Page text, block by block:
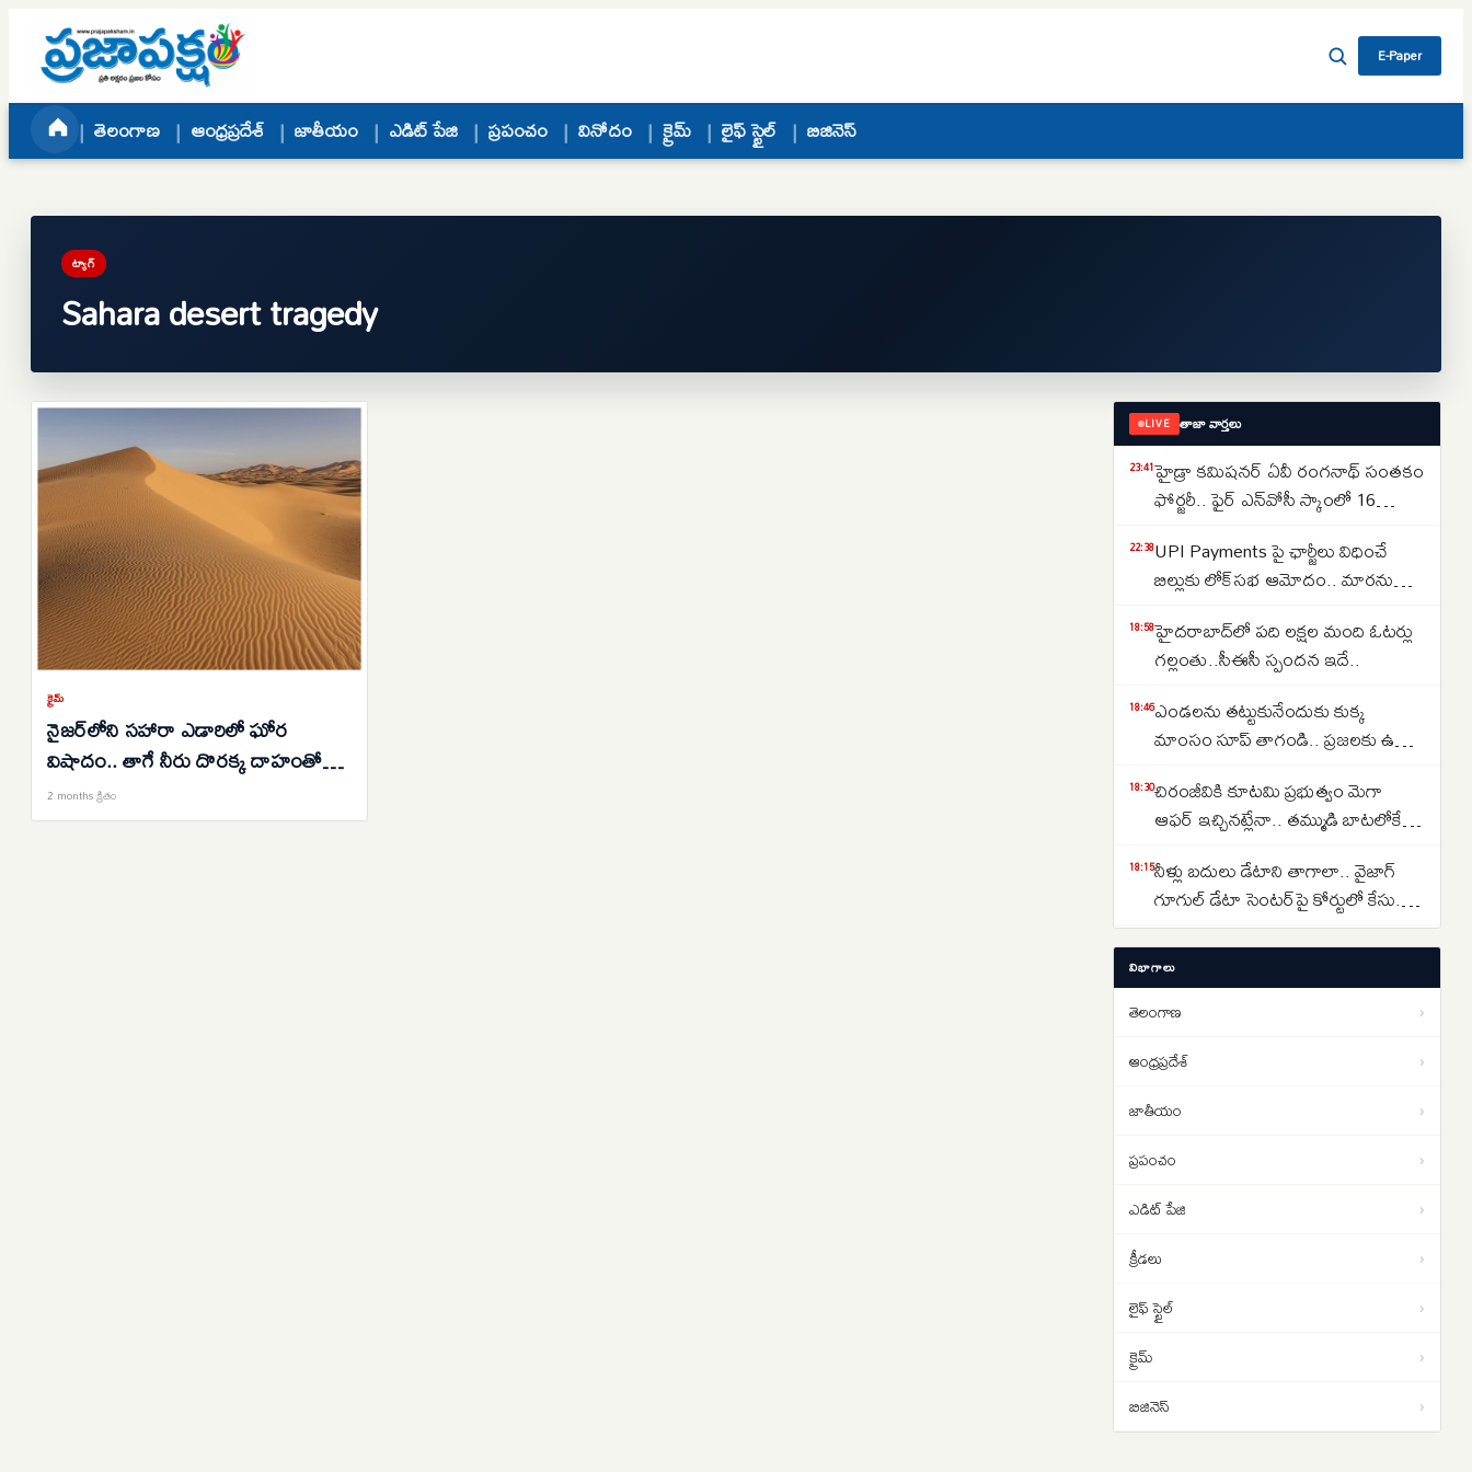
Skip to content
E-Paper
తెలంగాణ ఆంధ్రప్రదేశ్ జాతీయం ఎడిట్ పేజి ప్రపంచం వినోదం క్రైమ్ లైఫ్ స్టైల్ బిజినెస్
ట్యాగ్
Sahara desert tragedy
క్రైమ్
నైజర్‌లోని సహారా ఎడారిలో ఘోర
విషాదం.. తాగే నీరు దొరక్క దాహంతో
విలవిలలాడుతూ 49 మంది మృతి..
2 months క్రితం
LIVE తాజా వార్తలు
23:41హైడ్రా కమిషనర్ ఏవీ రంగనాథ్ సంతకం
ఫోర్జరీ.. ఫైర్ ఎన్‌వోసీ స్కాంలో 16
22:38UPI Payments పై ఛార్జీలు విధించే
బిల్లుకు లోక్‌సభ ఆమోదం.. మారనున్న
18:58హైదరాబాద్‌లో పది లక్షల మంది ఓటర్లు
గల్లంతు..సీఈసీ స్పందన ఇదే..
18:46ఎండలను తట్టుకునేందుకు కుక్క
మాంసం సూప్ తాగండి.. ప్రజలకు ఉత్తర
18:30చిరంజీవికి కూటమి ప్రభుత్వం మెగా
ఆఫర్ ఇచ్చినట్లేనా.. తమ్ముడి బాటలోకే
18:15నీళ్లు బదులు డేటాని తాగాలా.. వైజాగ్
గూగుల్ డేటా సెంటర్‌పై కోర్టులో కేసు..
ఎవరేశారంటే..
17:11బంగారం ధర 37% పడిపోతుందా..?
వరల్డ్ గోల్డ్ కౌన్సిల్ నివేదిక చెబుతున్న
సంచలన విషయాలు ఇవే…
రంగనాథ్ ఎందుకు టార్గెట్ అయ్యారు..
హైకోర్టు తీవ్ర వ్యాఖ్యల వెనుక ఏం
విభాగాలు
తెలంగాణ ›
ఆంధ్రప్రదేశ్ ›
జాతీయం ›
ప్రపంచం ›
ఎడిట్ పేజి ›
క్రీడలు ›
లైఫ్ స్టైల్ ›
క్రైమ్ ›
బిజినెస్ ›